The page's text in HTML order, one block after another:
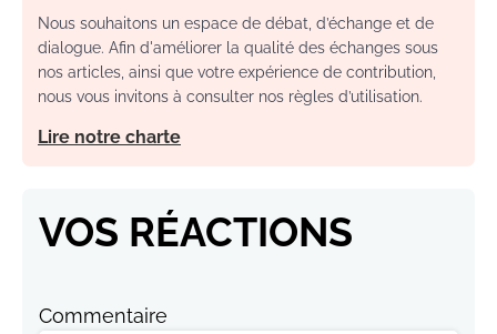
Nous souhaitons un espace de débat, d’échange et de
dialogue. Afin d'améliorer la qualité des échanges sous
nos articles, ainsi que votre expérience de contribution,
nous vous invitons à consulter nos règles d’utilisation.
Lire notre charte
VOS RÉACTIONS
Commentaire